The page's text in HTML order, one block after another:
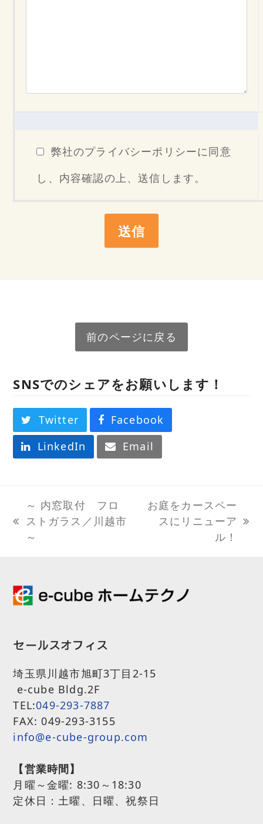
弊社のプライバシーポリシーに同意
し、内容確認の上、送信します。
前のページに戻る
SNSでのシェアをお願いします！
Twitter
Facebook
LinkedIn
Email
previous
～ 内窓取付 フロ
ストガラス／川越市
～
next
お庭をカースペー
スにリニューア
ル！
セールスオフィス
埼玉県川越市旭町3丁目2-15
e-cube Bldg.2F
TEL:049-293-7887
FAX: 049-293-3155
info@e-cube-group.com
【営業時間】
月曜～金曜: 8:30～18:30
定休日：土曜、日曜、祝祭日